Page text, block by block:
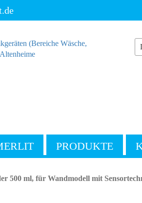
PRODUKTE
500 ml, für Wandmodell mit